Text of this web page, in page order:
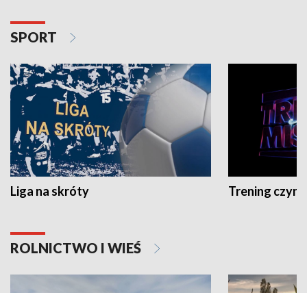
SPORT
Liga na skróty Trening czyni
ROLNICTWO I WIEŚ